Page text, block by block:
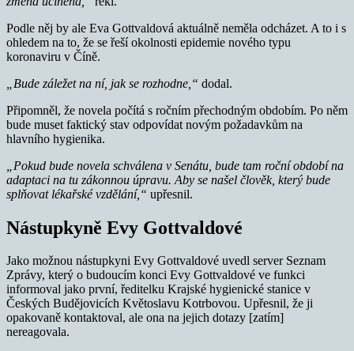
Podle něj by ale Eva Gottvaldová aktuálně neměla odcházet. A to i s
ohledem na to, že se řeší okolnosti epidemie nového typu
koronaviru v Číně.
„Bude záležet na ní, jak se rozhodne,“ dodal.
Připomněl, že novela počítá s ročním přechodným obdobím. Po něm
bude muset faktický stav odpovídat novým požadavkům na
hlavního hygienika.
„Pokud bude novela schválena v Senátu, bude tam roční období na
adaptaci na tu zákonnou úpravu. Aby se našel člověk, který bude
splňovat lékařské vzdělání,“ upřesnil.
Nástupkyně Evy Gottvaldové
Jako možnou nástupkyni Evy Gottvaldové uvedl server Seznam
Zprávy, který o budoucím konci Evy Gottvaldové ve funkci
informoval jako první, ředitelku Krajské hygienické stanice v
Českých Budějovicích Květoslavu Kotrbovou. Upřesnil, že ji
opakovaně kontaktoval, ale ona na jejich dotazy [zatím]
nereagovala.